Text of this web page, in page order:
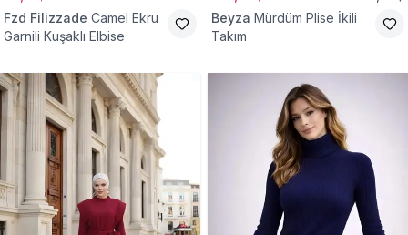
Fzd Filizzade Camel Ekru
Garnili Kuşaklı Elbise
Beyza Mürdüm Plise İkili
Takım